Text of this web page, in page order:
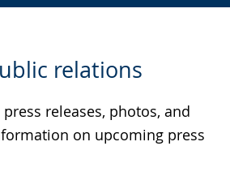
relations
releases, photos, and
on upcoming press